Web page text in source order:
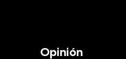
Opinión